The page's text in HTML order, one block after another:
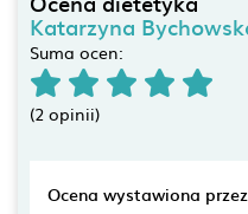
Katarzyna
Suma ocen:
(2 opinii)
Ocena wystawiona